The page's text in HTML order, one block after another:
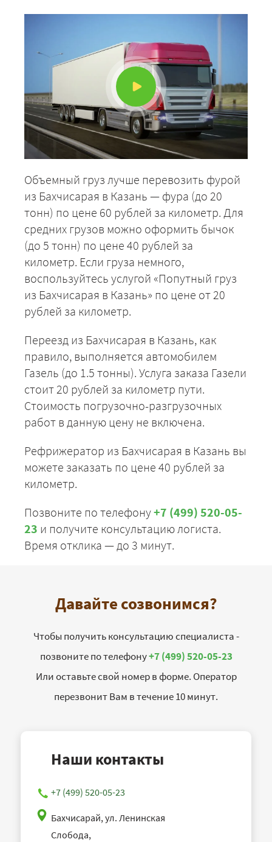
Объемный груз лучше перевозить фурой
из Бахчисарая в Казань — фура (до 20
тонн) по цене 60 рублей за километр. Для
средних грузов можно оформить бычок
(до 5 тонн) по цене 40 рублей за
километр. Если груза немного,
воспользуйтесь услугой «Попутный груз
из Бахчисарая в Казань» по цене от 20
рублей за километр.
Переезд из Бахчисарая в Казань, как
правило, выполняется автомобилем
Газель (до 1.5 тонны). Услуга заказа Газели
стоит 20 рублей за километр пути.
Стоимость погрузочно-разгрузочных
работ в данную цену не включена.
Рефрижератор из Бахчисарая в Казань вы
можете заказать по цене 40 рублей за
километр.
Позвоните по телефону+7 (499) 520-05-
23 и получите консультацию логиста.
Время отклика — до 3 минут.
Давайте созвонимся?
Чтобы получить консультацию специалиста -
позвоните по телефону+7 (499) 520-05-23
Или оставьте свой номер в форме. Оператор
перезвонит Вам в течение 10 минут.
Наши контакты
+7 (499) 520-05-23
Бахчисарай, ул. Ленинская
Слобода,